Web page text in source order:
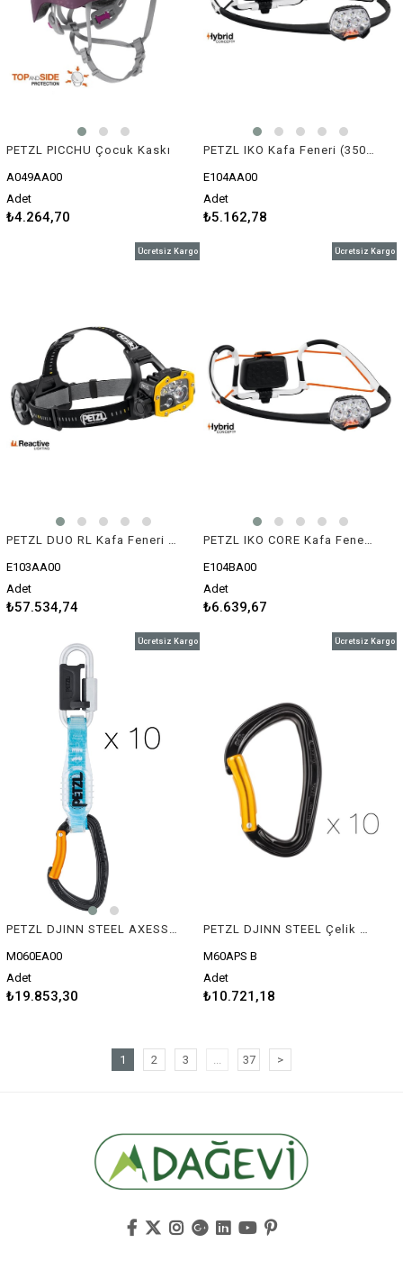
PETZL PICCHU Çocuk Kaskı
A049AA00
Adet
₺4.264,70
PETZL IKO Kafa Feneri (350 lümen)
E104AA00
Adet
₺5.162,78
E103AA00
Adet
₺57.534,74
Ücretsiz Kargo
E104BA00
Adet
₺6.639,67
Ücretsiz Kargo
PETZL DJINN STEEL AXESS Express Set (10'lu Paket)
M060EA00
Adet
₺19.853,30
Ücretsiz Kargo
PETZL DJINN STEEL Çelik Karabina (10'lu paket)
M60APS B
Adet
₺10.721,18
Ücretsiz Kargo
1 2 3 ... 37 >